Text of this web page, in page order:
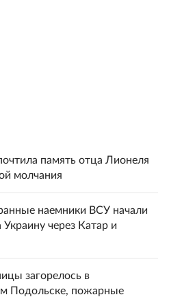
память отца Лионеля
молчания
наемники ВСУ начали
через Катар и
загорелось в
Подольске, пожарные